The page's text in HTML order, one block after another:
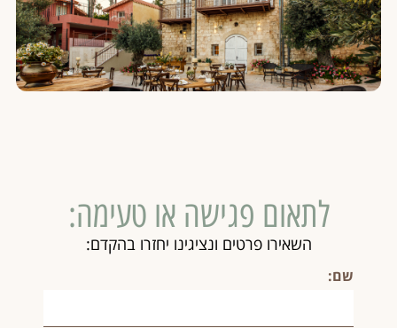
לתאום פגישה או טעימה:
השאירו פרטים ונציגינו יחזרו בהקדם:
שם: